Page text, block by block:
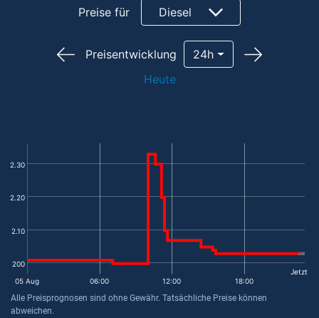
Preise für Diesel
Preisentwicklung
24h
Heute
200
2.10
2.20
2.30
05 Aug 06:00 12:00 18:00
Jetzt
Alle Preisprognosen sind ohne Gewähr. Tatsächliche Preise können
abweichen.